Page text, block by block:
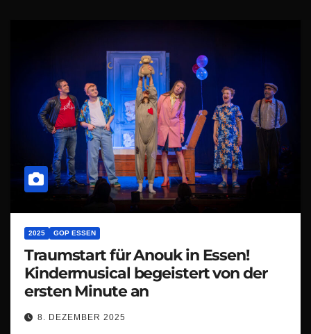
2025 GOP ESSEN
Traumstart für Anouk in Essen!
Kindermusical begeistert von der
ersten Minute an
8. DEZEMBER 2025